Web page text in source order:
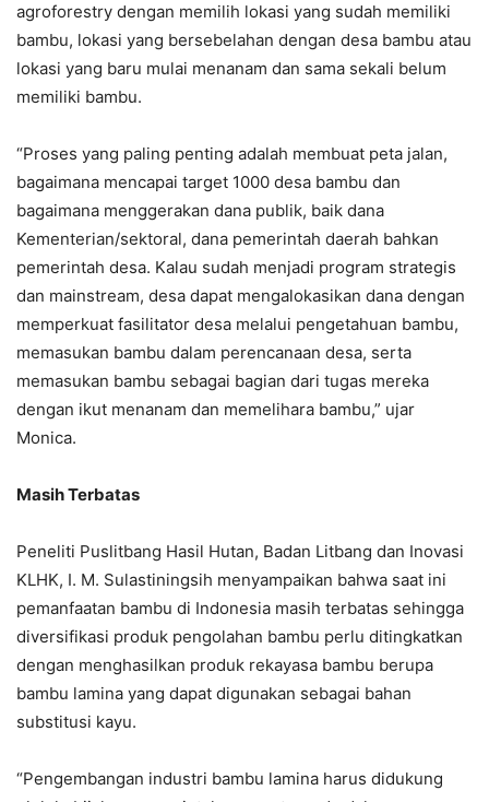
agroforestry dengan memilih lokasi yang sudah memiliki
bambu, lokasi yang bersebelahan dengan desa bambu atau
lokasi yang baru mulai menanam dan sama sekali belum
memiliki bambu.
“Proses yang paling penting adalah membuat peta jalan,
bagaimana mencapai target 1000 desa bambu dan
bagaimana menggerakan dana publik, baik dana
Kementerian/sektoral, dana pemerintah daerah bahkan
pemerintah desa. Kalau sudah menjadi program strategis
dan mainstream, desa dapat mengalokasikan dana dengan
memperkuat fasilitator desa melalui pengetahuan bambu,
memasukan bambu dalam perencanaan desa, serta
memasukan bambu sebagai bagian dari tugas mereka
dengan ikut menanam dan memelihara bambu,” ujar
Monica.
Masih Terbatas
Peneliti Puslitbang Hasil Hutan, Badan Litbang dan Inovasi
KLHK, I. M. Sulastiningsih menyampaikan bahwa saat ini
pemanfaatan bambu di Indonesia masih terbatas sehingga
diversifikasi produk pengolahan bambu perlu ditingkatkan
dengan menghasilkan produk rekayasa bambu berupa
bambu lamina yang dapat digunakan sebagai bahan
substitusi kayu.
“Pengembangan industri bambu lamina harus didukung